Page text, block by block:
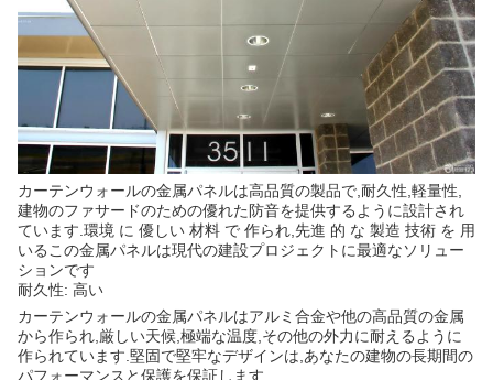
カーテンウォールの金属パネルは高品質の製品で,耐久性,軽量性,
建物のファサードのための優れた防音を提供するように設計され
ています.環境 に 優しい 材料 で 作られ,先進 的 な 製造 技術 を 用
いるこの金属パネルは現代の建設プロジェクトに最適なソリュー
ションです
耐久性: 高い
カーテンウォールの金属パネルはアルミ合金や他の高品質の金属
から作られ,厳しい天候,極端な温度,その他の外力に耐えるように
作られています.堅固で堅牢なデザインは,あなたの建物の長期間の
パフォーマンスと保護を保証します.